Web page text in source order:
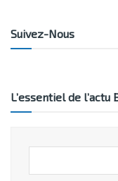
Suivez-Nous
L’essentiel de